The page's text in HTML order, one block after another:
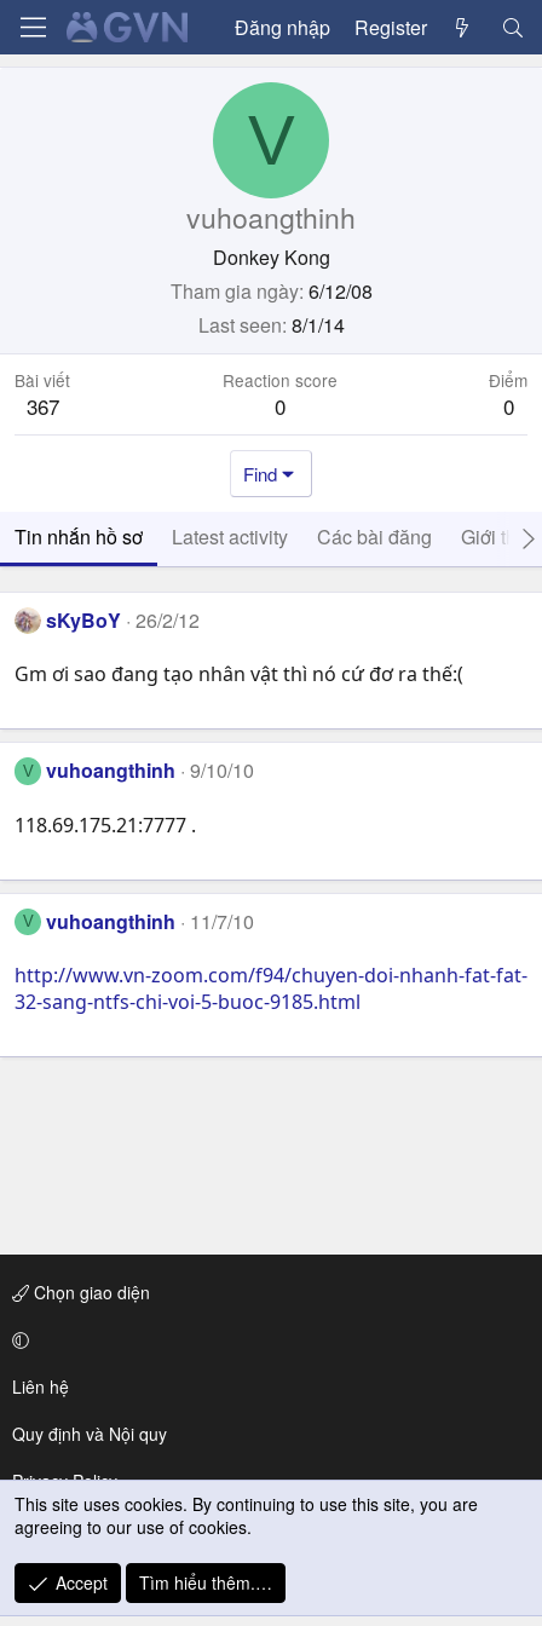
Đăng nhập Register
V
vuhoangthinh
Donkey Kong
Tham gia ngày 6/12/08
Last seen 8/1/14
Bài viết
367
Reaction score
0
Điểm
0
Find
Tin nhắn hồ sơ Latest activity Các bài đăng Giới thiệu
sKyBoY 26/2/12
Gm ơi sao đang tạo nhân vật thì nó cứ đơ ra thế:(
V vuhoangthinh 9/10/10
118.69.175.21:7777 .
V vuhoangthinh 11/7/10
http://www.vn-zoom.com/f94/chuyen-doi-nhanh-fat-fat-
32-sang-ntfs-chi-voi-5-buoc-9185.html
Chọn giao diện
Liên hệ
Quy định và Nội quy
Privacy Policy
Trợ giúp
R
S
This site uses cookies. By continuing to use this site, you are
agreeing to our use of cookies.
Accept Tìm hiểu thêm.…